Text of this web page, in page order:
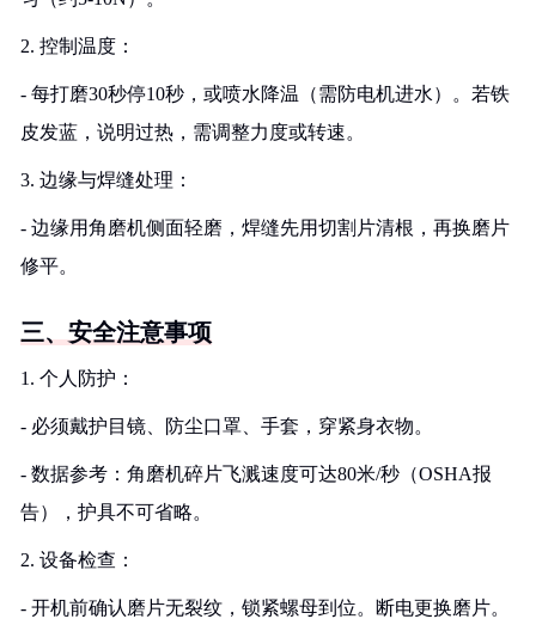
2. 控制温度：
- 每打磨30秒停10秒，或喷水降温（需防电机进水）。若铁
皮发蓝，说明过热，需调整力度或转速。
3. 边缘与焊缝处理：
- 边缘用角磨机侧面轻磨，焊缝先用切割片清根，再换磨片
修平。
三、安全注意事项
1. 个人防护：
- 必须戴护目镜、防尘口罩、手套，穿紧身衣物。
- 数据参考：角磨机碎片飞溅速度可达80米/秒（OSHA报
告），护具不可省略。
2. 设备检查：
- 开机前确认磨片无裂纹，锁紧螺母到位。断电更换磨片。